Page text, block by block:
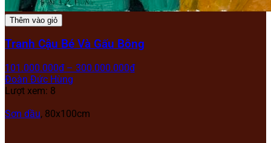
Thêm vào giỏ
Tranh Cậu Bé Và Gấu Bông
101.000.000₫ – 300.000.000₫
Đoàn Đức Hùng
Lượt xem: 8
Sơn dầu, 80x100cm